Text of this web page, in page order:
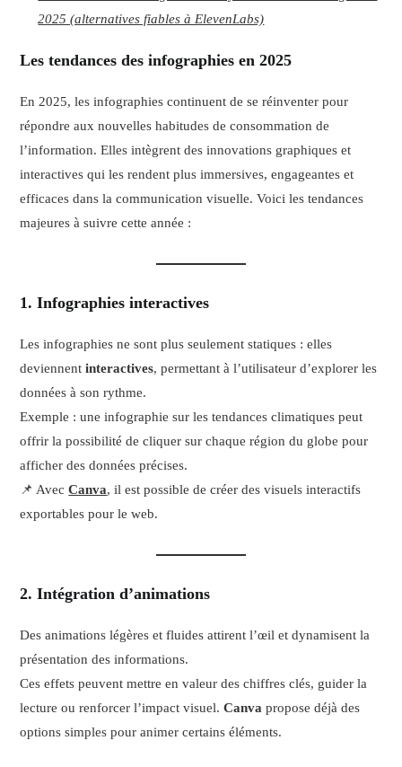
2025 (alternatives fiables à ElevenLabs)
Les tendances des infographies en 2025
En 2025, les infographies continuent de se réinventer pour
répondre aux nouvelles habitudes de consommation de
l’information. Elles intègrent des innovations graphiques et
interactives qui les rendent plus immersives, engageantes et
efficaces dans la communication visuelle. Voici les tendances
majeures à suivre cette année :
1. Infographies interactives
Les infographies ne sont plus seulement statiques : elles
deviennentinteractives, permettant à l’utilisateur d’explorer les
données à son rythme.
Exemple : une infographie sur les tendances climatiques peut
offrir la possibilité de cliquer sur chaque région du globe pour
afficher des données précises.
📌 AvecCanva, il est possible de créer des visuels interactifs
exportables pour le web.
2. Intégration d’animations
Des animations légères et fluides attirent l’œil et dynamisent la
présentation des informations.
Ces effets peuvent mettre en valeur des chiffres clés, guider la
lecture ou renforcer l’impact visuel.Canva propose déjà des
options simples pour animer certains éléments.